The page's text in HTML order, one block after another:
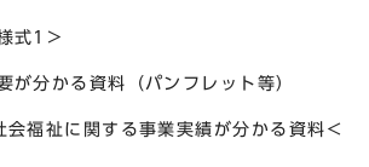
式1＞
分かる資料（パンフレット等）
福祉に関する事業実績が分かる資料＜